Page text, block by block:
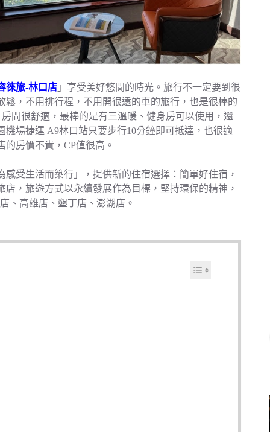
徠旅-林口店 」享受美好悠閒的時光。旅行不一定要到很
，不用排行程，不用開很遠的車的旅行，也是很棒的
間很舒適，最棒的是有三溫暖、健身房可以使用，還
場捷運 A9林口站只要步行10分鐘即可抵達，也很適
房價不貴，CP值很高。
受生活而築行」，提供新的住宿選擇：簡單好住宿，
，旅遊方式以永續發展作為目標，堅持環保的精神，
、高雄店、墾丁店、澎湖店。